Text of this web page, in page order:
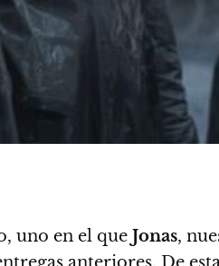
uno en el que Jonas,